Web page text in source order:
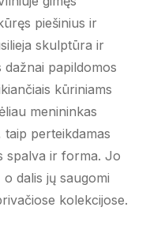
piešinius ir
skulptūra ir
papildomos
kūriniams
menininkas
perteikdamas
spalva ir forma. Jo
dalis jų saugomi
kolekcijose.